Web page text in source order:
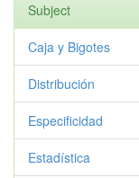
Subject
Caja y Bigotes
Distribución
Especificidad
Estadística